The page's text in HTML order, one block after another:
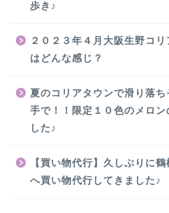
歩き♪
２０２３年４月大阪生野コ
はどんな感じ？
夏のコリアタウンで滑り落
手で！！限定１０色のメロ
した♪
【買い物代行】久しぶりに
へ買い物代行してきました♪